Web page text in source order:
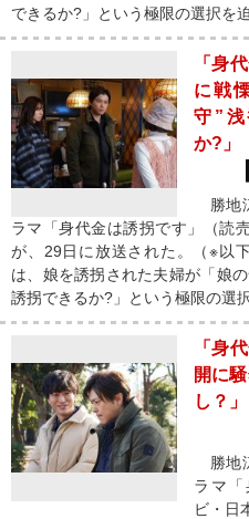
できるか?」という極限の選択を
「身
に戦
守”
か?」
勝地
ラマ「身代金は誘拐です」（読
が、29日に放送された。（※
は、娘を誘拐された夫婦が「娘
誘拐できるか?」という極限の選
「身
開に
し？
勝地
ラマ
ビ・日